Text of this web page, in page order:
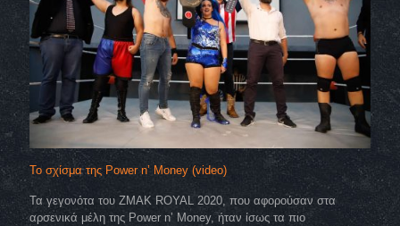
Το σχίσμα της Power n’ Money (video)
Τα γεγονότα του ZMAK ROYAL 2020, που αφορούσαν στα
αρσενικά μέλη της Power n’ Money, ήταν ίσως τα πιο